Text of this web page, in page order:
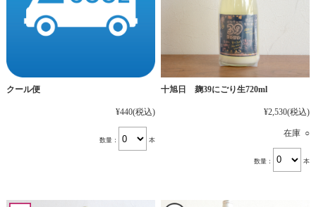
クール便
¥440(税込)
数量： 本
十旭日 麹39にごり生720ml
¥2,530(税込)
在庫 ○
数量： 本